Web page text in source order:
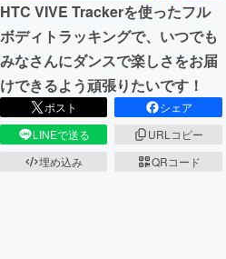
ビジネス・起業
まちづくり・地域活性化
CAMPFIRE for Social Good
CAMPFIREふるさと納税
HTC VIVE Trackerを使ったフル
ボディトラッキングで、いつでも
みなさんにダンスで楽しさをお届
けできるよう頑張りたいです！
ポスト
シェア
LINEで送る
URLコピー
埋め込み
QRコード